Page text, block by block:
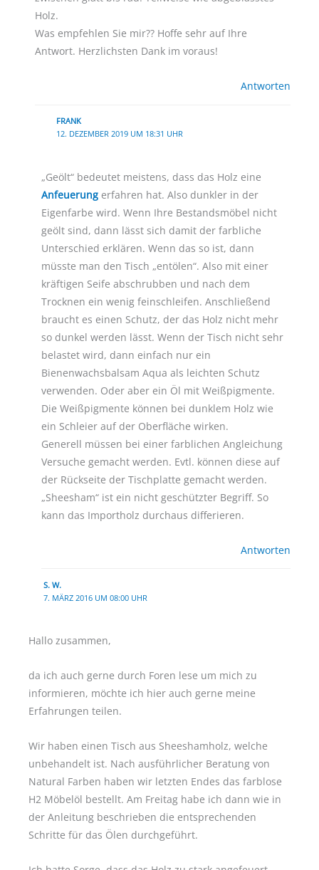
Holz.
Was empfehlen Sie mir?? Hoffe sehr auf Ihre
Antwort. Herzlichsten Dank im voraus!
Antworten
FRANK
12. DEZEMBER 2019 UM 18:31 UHR
„Geölt“ bedeutet meistens, dass das Holz eine
Anfeuerung erfahren hat. Also dunkler in der
Eigenfarbe wird. Wenn Ihre Bestandsmöbel nicht
geölt sind, dann lässt sich damit der farbliche
Unterschied erklären. Wenn das so ist, dann
müsste man den Tisch „entölen“. Also mit einer
kräftigen Seife abschrubben und nach dem
Trocknen ein wenig feinschleifen. Anschließend
braucht es einen Schutz, der das Holz nicht mehr
so dunkel werden lässt. Wenn der Tisch nicht sehr
belastet wird, dann einfach nur ein
Bienenwachsbalsam Aqua als leichten Schutz
verwenden. Oder aber ein Öl mit Weißpigmente.
Die Weißpigmente können bei dunklem Holz wie
ein Schleier auf der Oberfläche wirken.
Generell müssen bei einer farblichen Angleichung
Versuche gemacht werden. Evtl. können diese auf
der Rückseite der Tischplatte gemacht werden.
„Sheesham“ ist ein nicht geschützter Begriff. So
kann das Importholz durchaus differieren.
Antworten
S. W.
7. MÄRZ 2016 UM 08:00 UHR
Hallo zusammen,
da ich auch gerne durch Foren lese um mich zu
informieren, möchte ich hier auch gerne meine
Erfahrungen teilen.
Wir haben einen Tisch aus Sheeshamholz, welche
unbehandelt ist. Nach ausführlicher Beratung von
Natural Farben haben wir letzten Endes das farblose
H2 Möbelöl bestellt. Am Freitag habe ich dann wie in
der Anleitung beschrieben die entsprechenden
Schritte für das Ölen durchgeführt.